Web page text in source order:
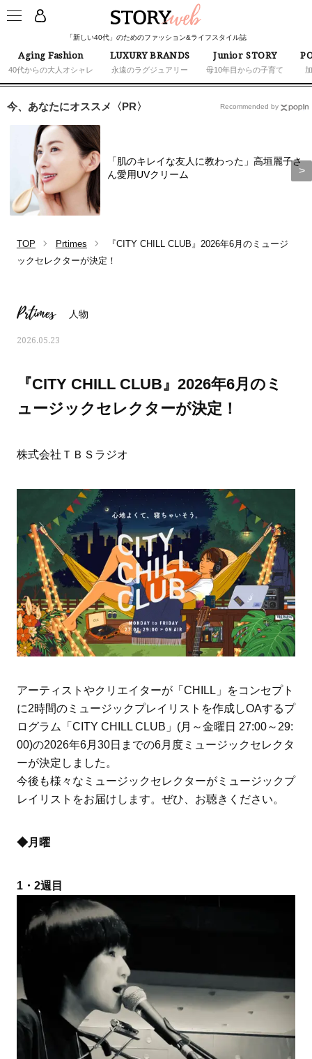
「新しい40代」のためのファッション&ライフスタイル誌
Aging Fashion
40代からの大人オシャレ
LUXURY BRANDS
永遠のラグジュアリー
Junior STORY
母10年目からの子育て
ママとパパに贈る「ジェンダーレ
ス学」
人気の40代髪型・ヘア
タログ
今、あなたにオススメ〈PR〉
「肌のキレイな友人に教わった」高垣麗子さ
ん愛用UVクリーム
Recommended by
TOP Prtimes
『CITY CHILL CLUB』2026年6月のミュージ
ックセレクターが決定！
Prtimes 人物
2026.05.23
『CITY CHILL CLUB』2026年6月のミ
ュージックセレクターが決定！
株式会社ＴＢＳラジオ
アーティストやクリエイターが「CHILL」をコンセプト
に2時間のミュージックプレイリストを作成しOAするプ
ログラム「CITY CHILL CLUB」(月～金曜日 27:00～29:
00)の2026年6月30日までの6月度ミュージックセレクタ
ーが決定しました。
今後も様々なミュージックセレクターがミュージックプ
レイリストをお届けします。ぜひ、お聴きください。
◆月曜
1・2週目